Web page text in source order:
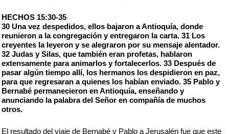
HECHOS 15:30-35
30 Una vez despedidos, ellos bajaron a Antioquía, donde
reunieron a la congregación y entregaron la carta. 31 Los
creyentes la leyeron y se alegraron por su mensaje alentador.
32 Judas y Silas, que también eran profetas, hablaron
extensamente para animarlos y fortalecerlos. 33 Después de
pasar algún tiempo allí, los hermanos los despidieron en paz,
para que regresaran a quienes los habían enviado. 35 Pablo y
Bernabé permanecieron en Antioquía, enseñando y
anunciando la palabra del Señor en compañía de muchos
otros.
El resultado del viaje de Bernabé y Pablo a Jerusalén fue que este